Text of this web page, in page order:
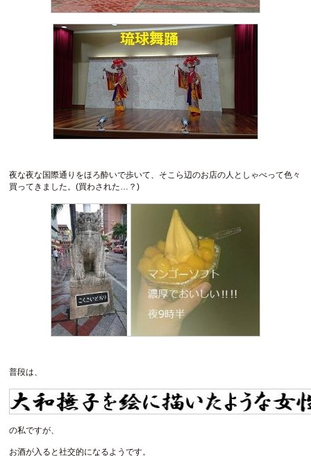
夜な夜な国際通りをほろ酔いで歩いて、そこら辺のお店の人としゃべって色々
買ってきました。(買わされた…？)
普段は、
の私ですが、
お酒が入ると社交的になるようです。